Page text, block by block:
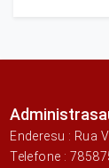
Enderesu : Rua
Telefone :